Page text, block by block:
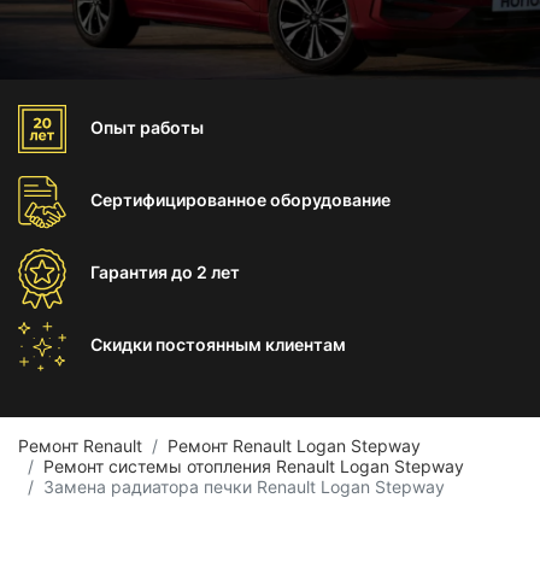
Опыт работы
Сертифицированноеоборудование
Гарантиядо 2 лет
Скидки постоянным клиентам
Ремонт Renault
Ремонт Renault Logan Stepway
Ремонт системы отопления Renault Logan Stepway
Замена радиатора печки Renault Logan Stepway